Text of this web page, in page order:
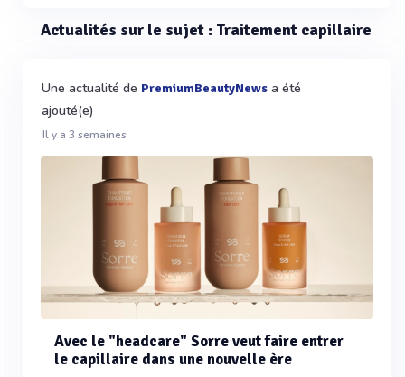
Actualités sur le sujet : Traitement capillaire
Une actualité de PremiumBeautyNews a été
ajouté(e)
Il y a 3 semaines
Avec le "headcare" Sorre veut faire entrer
le capillaire dans une nouvelle ère